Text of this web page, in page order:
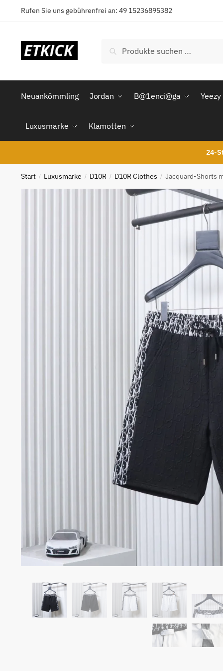
Rufen Sie uns gebührenfrei an: 49 15236895382
nach:
Suchen
Neuankömmling Jordan B@1enci@ga Yeezy
Luxusmarke Klamotten
24-
Start / Luxusmarke / D10R / D10R Clothes / Jacquard-Shorts